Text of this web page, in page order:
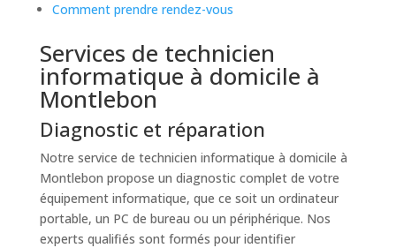
Comment prendre rendez-vous
Services de technicien
informatique à domicile à
Montlebon
Diagnostic et réparation
Notre service de technicien informatique à domicile à
Montlebon propose un diagnostic complet de votre
équipement informatique, que ce soit un ordinateur
portable, un PC de bureau ou un périphérique. Nos
experts qualifiés sont formés pour identifier